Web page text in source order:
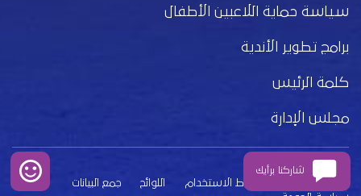
سياسة حماية اللاعبين الأطفال
برامج تطوير الأندية
كلمة الرئيس
مجلس الإدارة
بيان الخصوصية شروط الاستخدام اللوائح
جمع البيانات
شاركنا برأيك